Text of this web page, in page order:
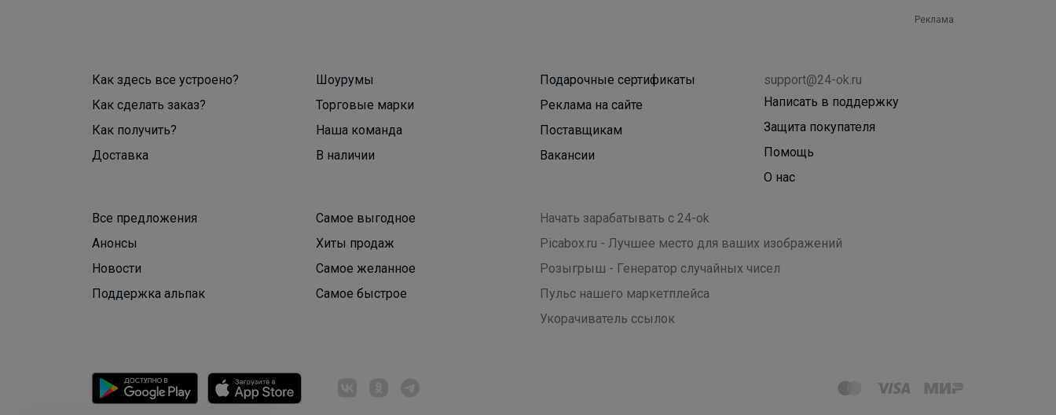
Реклама
Как здесь все устроено?
Как сделать заказ?
Как получить?
Доставка
Шоурумы
Торговые марки
Наша команда
В наличии
Подарочные сертификаты
Реклама на сайте
Поставщикам
Вакансии
support@24-ok.ru
Написать в поддержку
Защита покупателя
Помощь
О нас
Все предложения
Анонсы
Новости
Поддержка альпак
Самое выгодное
Хиты продаж
Самое желанное
Самое быстрое
Начать зарабатывать с 24-ok
Picabox.ru - Лучшее место для ваших изображений
Розыгрыш - Генератор случайных чисел
Пульс нашего маркетплейса
Укорачиватель ссылок